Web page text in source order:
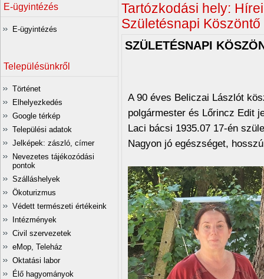
E-ügyintézés
E-ügyintézés
Településünkről
Történet
Elhelyezkedés
Google térkép
Települési adatok
Jelképek: zászló, címer
Nevezetes tájékozódási
pontok
Szálláshelyek
Ökoturizmus
Védett természeti értékeink
Intézmények
Civil szervezetek
eMop, Teleház
Oktatási labor
Élő hagyományok
Tartózkodási hely:
Születésnapi Köszöntő
SZÜLETÉSNAPI
A 90 éves Beliczai Lászlót
polgármester és Lőrincz Edit
Laci bácsi 1935.07 17-én
Nagyon jó egészséget,